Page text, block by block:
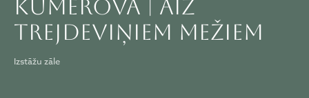
KUMEROVA | AIZ
TREJDEVIŅIEM MEŽIEM
Izstāžu zāle